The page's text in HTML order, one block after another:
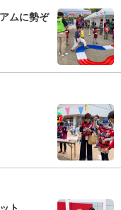
ムに勢ぞ
ト